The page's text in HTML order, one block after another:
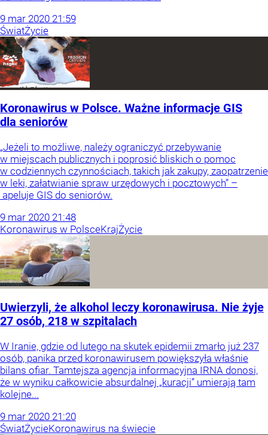
9 mar 2020 21:59
ŚwiatŻycie
Koronawirus w Polsce. Ważne informacje GIS
dla seniorów
„Jeżeli to możliwe, należy ograniczyć przebywanie
w miejscach publicznych i poprosić bliskich o pomoc
w codziennych czynnościach, takich jak zakupy, zaopatrzenie
w leki, załatwianie spraw urzędowych i pocztowych” –
apeluje GIS do seniorów.
9 mar 2020 21:48
Koronawirus w PolsceKrajŻycie
Uwierzyli, że alkohol leczy koronawirusa. Nie żyje
27 osób, 218 w szpitalach
W Iranie, gdzie od lutego na skutek epidemii zmarło już 237
osób, panika przed koronawirusem powiększyła właśnie
bilans ofiar. Tamtejsza agencja informacyjna IRNA donosi,
że w wyniku całkowicie absurdalnej „kuracji” umierają tam
kolejne...
9 mar 2020 21:20
ŚwiatŻycieKoronawirus na świecie